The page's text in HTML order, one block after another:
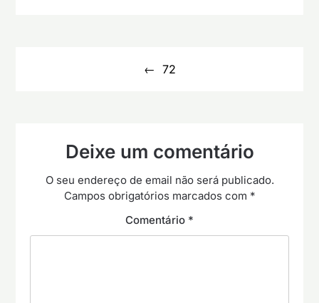
72
Deixe um comentário
O seu endereço de email não será publicado.
Campos obrigatórios marcados com *
Comentário *